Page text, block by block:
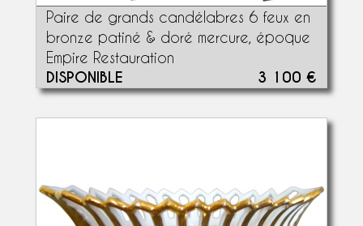
Paire de grands candélabres 6 feux en
bronze patiné & doré mercure, époque
Empire Restauration
DISPONIBLE 3 100 €